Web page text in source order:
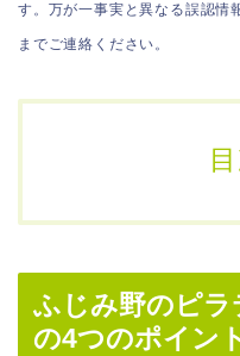
す。万が一事実と異なる誤認情
までご連絡ください。
ふじみ野のピ
の4つのポイン